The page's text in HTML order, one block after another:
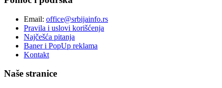
Email: office@srbijainfo.rs
Pravila i uslovi korišćenja
Najčešća pitanja
Baner i PopUp reklama
Kontakt
Naše stranice